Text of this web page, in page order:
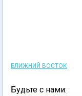
БЛИЖНИЙ ВОСТОК
Будьте с нами: